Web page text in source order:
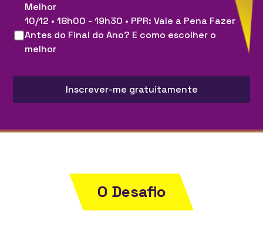
Melhor
10/12 • 18h00 - 19h30 • PPR: Vale a Pena Fazer
Antes do Final do Ano? E como escolher o
melhor
Inscrever-me gratuitamente
O Desafio